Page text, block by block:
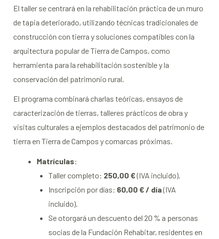
El taller se centrará en la rehabilitación práctica de un muro
de tapia deteriorado, utilizando técnicas tradicionales de
construcción con tierra y soluciones compatibles con la
arquitectura popular de Tierra de Campos, como
herramienta para la rehabilitación sostenible y la
conservación del patrimonio rural.
El programa combinará charlas teóricas, ensayos de
caracterización de tierras, talleres prácticos de obra y
visitas culturales a ejemplos destacados del patrimonio de
tierra en Tierra de Campos y comarcas próximas.
Matrículas:
Taller completo: 250,00 €(IVA incluido).
Inscripción por días: 60,00 € / día(IVA
incluido).
Se otorgará un descuento del 20 % a personas
socias de la Fundación Rehabitar, residentes en